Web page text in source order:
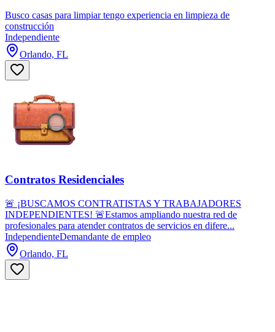
Busco casas para limpiar tengo experiencia en limpieza de
construcción
Independiente
Orlando, FL
Contratos Residenciales
🚨 ¡BUSCAMOS CONTRATISTAS Y TRABAJADORES
INDEPENDIENTES! 🚨Estamos ampliando nuestra red de
profesionales para atender contratos de servicios en difere...
IndependienteDemandante de empleo
Orlando, FL